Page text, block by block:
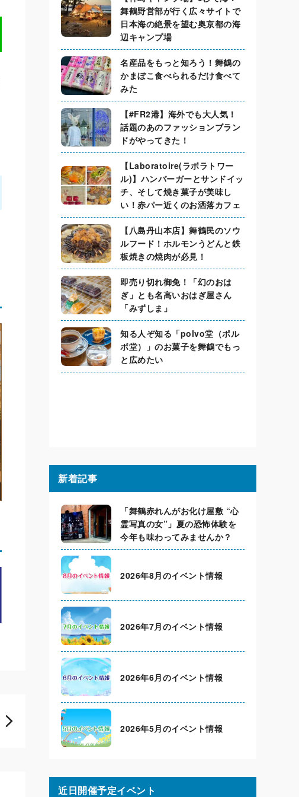
舞鶴野営部が行く広々サイトで
日本海の絶景を望む奥京都の海
辺キャンプ場
名産品をもっと知ろう！舞鶴の
かまぼこ食べられるだけ食べて
みた
【#FR2港】海外でも大人気！
話題のあのファッションブラン
ドがやってきた！
【Laboratoire(ラボラトワー
ル)】ハンバーガーとサンドイッ
チ、そして焼き菓子が美味し
い！赤パー近くのお洒落カフェ
【八島丹山本店】舞鶴民のソウ
ルフード！ホルモンうどんと鉄
板焼きの焼肉が必見！
即売り切れ御免！「幻のおは
ぎ」とも名高いおはぎ屋さん
「みずしま」
知る人ぞ知る「polvo堂（ポル
ボ堂）」のお菓子を舞鶴でもっ
と広めたい
新着記事
「舞鶴赤れんがお化け屋敷 “心
霊写真の女”」夏の恐怖体験を
今年も味わってみませんか？
2026年8月のイベント情報
2026年7月のイベント情報
2026年6月のイベント情報
2026年5月のイベント情報
近日開催予定イベント